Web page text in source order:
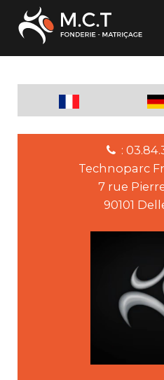
:
Technoparc
7 rue
90101